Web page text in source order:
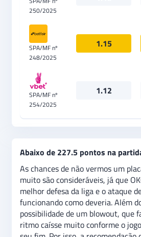
250/2025
SPA/MF nº
248/2025
1.15
SPA/MF nº
254/2025
1.12
Abaixo de 227.5 pontos na
As chances de não vermos um
muito são consideráveis, já que
melhor defesa da liga e o ataque
funcionando como deveria. Além
possibilidade de um blowout, que
ritmo caísse muito conforme o